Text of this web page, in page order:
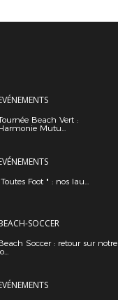
Beach Vert :
Mutu...
Foot " : nos lau...
SOCCER
Soccer : retour sur notre